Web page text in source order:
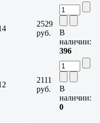
2529
руб.
В
наличии:
396
2111
руб.
В
наличии:
0